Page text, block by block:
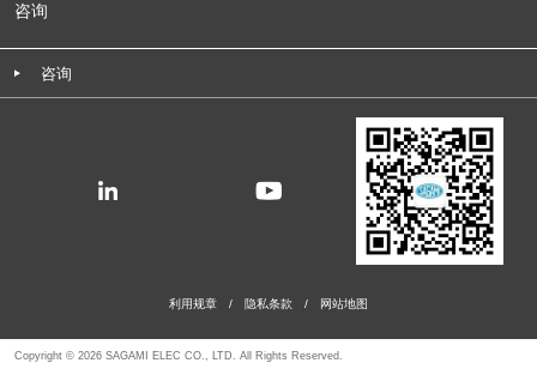
咨询
咨询
利用规章 / 隐私条款 / 网站地图
Copyright © 2026 SAGAMI ELEC CO., LTD. All Rights Reserved.